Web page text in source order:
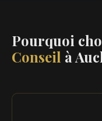
Pourquoi
Conseil à